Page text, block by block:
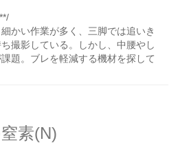
かい作業が多く、三脚では追いき
撮影している。しかし、中腰やし
題。ブレを軽減する機材を探して
素(N)